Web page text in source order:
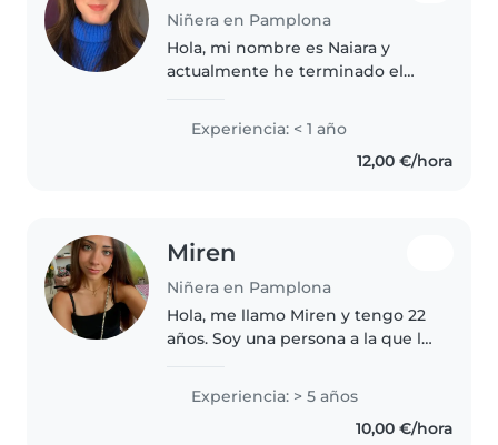
Niñera en Pamplona
Hola, mi nombre es Naiara y
actualmente he terminado el
Magisterio en Educación
Primaria y tengo 21 años.
Siempre me ha apasionado el
Experiencia: < 1 año
12,00 €/hora
Miren
Niñera en Pamplona
Hola, me llamo Miren y tengo 22
años. Soy una persona a la que le
duda, una de las cosas que más
Experiencia: > 5 años
10,00 €/hora